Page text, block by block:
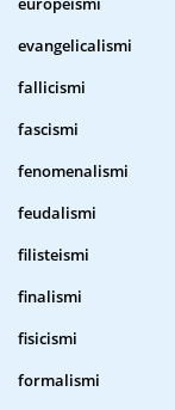
evangelicalismi
fallicismi
fascismi
fenomenalismi
feudalismi
filisteismi
finalismi
fisicismi
formalismi